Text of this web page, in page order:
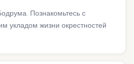
Познакомьтесь с
укладом жизни окрестностей